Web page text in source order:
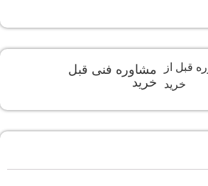
مشاوره فنی قبل
خرید